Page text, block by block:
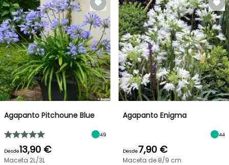
Agapanto Pitchoune Blue
49
Desde13,90 €
Maceta 2L/3L
Agapanto Enigma
44
Desde7,90 €
Maceta de 8/9 cm